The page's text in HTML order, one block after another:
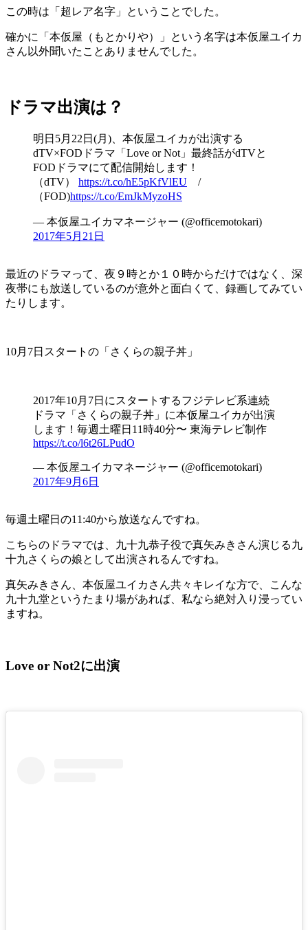
この時は「超レア名字」ということでした。
確かに「本仮屋（もとかりや）」という名字は本仮屋ユイカ
さん以外聞いたことありませんでした。
ドラマ出演は？
明日5月22日(月)、本仮屋ユイカが出演する
dTV×FODドラマ「Love or Not」最終話がdTVと
FODドラマにて配信開始します！
（dTV） https://t.co/hE5pKfVlEU /
（FOD)https://t.co/EmJkMyzoHS
— 本仮屋ユイカマネージャー (@officemotokari)
2017年5月21日
最近のドラマって、夜９時とか１０時からだけではなく、深
夜帯にも放送しているのが意外と面白くて、録画してみてい
たりします。
10月7日スタートの「さくらの親子丼」
2017年10月7日にスタートするフジテレビ系連続
ドラマ「さくらの親子丼」に本仮屋ユイカが出演
します！毎週土曜日11時40分〜 東海テレビ制作
https://t.co/l6t26LPudO
— 本仮屋ユイカマネージャー (@officemotokari)
2017年9月6日
毎週土曜日の11:40から放送なんですね。
こちらのドラマでは、九十九恭子役で真矢みきさん演じる九
十九さくらの娘として出演されるんですね。
真矢みきさん、本仮屋ユイカさん共々キレイな方で、こんな
九十九堂というたまり場があれば、私なら絶対入り浸ってい
ますね。
Love or Not2に出演